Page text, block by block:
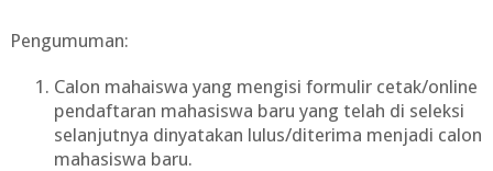
Pengumuman:
Calon mahaiswa yang mengisi formulir cetak/online
pendaftaran mahasiswa baru yang telah di seleksi
selanjutnya dinyatakan lulus/diterima menjadi calon
mahasiswa baru.